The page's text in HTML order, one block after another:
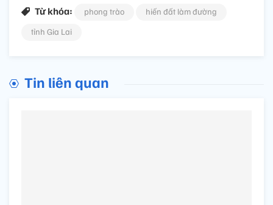
Từ khóa: phong trào
hiến đất làm đường
tỉnh Gia Lai
Tin liên quan